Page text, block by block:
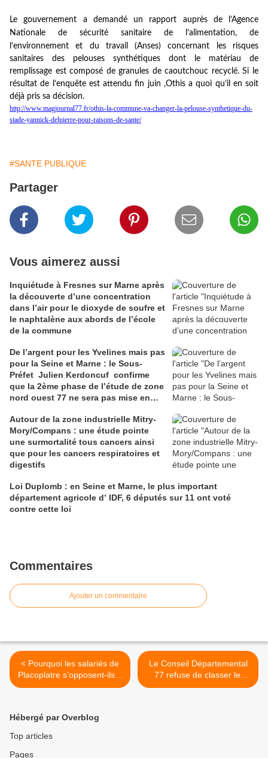
Le gouvernement a demandé un rapport auprès de l’Agence
Nationale de sécurité sanitaire de l’alimentation, de
l’environnement et du travail (Anses) concernant les risques
sanitaires des pelouses synthétiques dont le matériau de
remplissage est composé de granules de caoutchouc recyclé. Si le
résultat de l’enquête est attendu fin juin ,Othis a quoi qu’il en soit
déjà pris sa décision.
http://www.magjournal77.fr/othis-la-commune-va-changer-la-pelouse-synthetique-du-
stade-yannick-delpierre-pour-raisons-de-sante/
#SANTE PUBLIQUE
Partager
Vous aimerez aussi
Inquiétude à Fresnes sur Marne après
la découverte d’une concentration
dans l’air pour le dioxyde de soufre et
le naphtalène aux abords de l’école
de la commune
De l’argent pour les Yvelines mais pas
pour la Seine et Marne : le Sous-
Préfet Julien Kerdoncuf confirme
que la 2ème phase de l’étude de zone
nord ouest 77 ne sera pas mise en
Autour de la zone industrielle Mitry-
Mory/Compans : une étude pointe
une surmortalité tous cancers ainsi
que pour les cancers respiratoires et
digestifs
Loi Duplomb : en Seine et Marne, le plus important
département agricole d’ IDF, 6 députés sur 11 ont voté
contre cette loi
Commentaires
Ajouter un commentaire
< Pourquoi les salariés de
Placoplatre s’opposent-ils à
la présence du public à la
Le Conseil Départemental
77 refuse de classer les
platanes qui bordent la
Hébergé par Overblog
Top articles
Pages